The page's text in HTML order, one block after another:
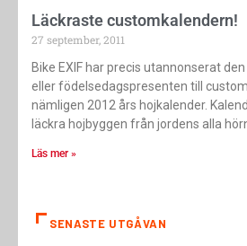
Läckraste customkalendern!
27 september, 2011
Bike EXIF har precis utannonserat
eller födelsedagspresenten till
nämligen 2012 års hojkalender.
läckra hojbyggen från jordens alla
Läs mer »
SENASTE UTGÅVAN